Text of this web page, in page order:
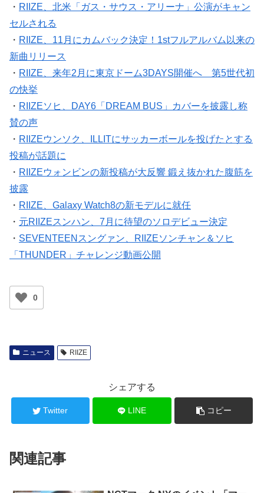
・ RIIZE、北米「ガス・サウス・アリーナ」公演がキャン
セルされる
・ RIIZE、11月にカムバック決定！1stフルアルバム以来の
新曲リリース
・ RIIZE、来年2月に東京ドーム3DAYS開催へ 第5世代初
の快挙
・ RIIZEソヒ、DAY6「DREAM BUS」カバーを披露し称
賛の声
・ RIIZEウンソク、ILLITにサッカーボールを投げたとする
投稿が話題に
・ RIIZEウォンビンの新投稿が大反響 鍛え抜かれた腹筋を
披露
・ RIIZE、Galaxy Watch8の新モデルに就任
・ 元RIIZEスンハン、7月に待望のソロデビュー決定
・ SEVENTEENスングァン、RIIZEソンチャン＆ソヒ
「THUNDER」チャレンジ動画公開
0
ニュース RIIZE
シェアする
Twitter LINE コピー
関連記事